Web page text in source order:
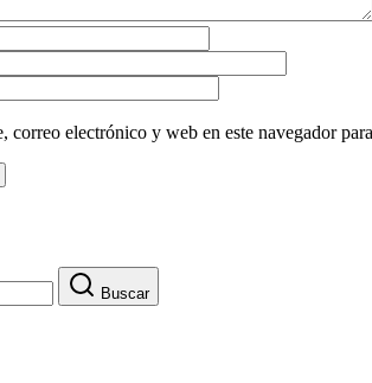
correo electrónico y web en este navegador
Buscar